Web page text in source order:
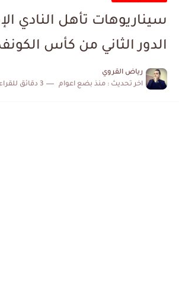
سيناريوهات تأهل النادي
الدور الثاني من كأس
رياض القروي
اخر تحديث : منذ بضع اعوام 3 دقائق للقراءة